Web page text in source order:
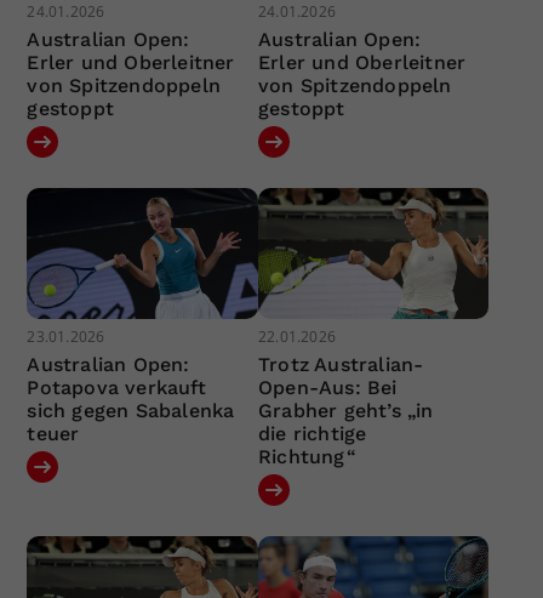
24.01.2026
Australian Open:
Erler und Oberleitner
von Spitzendoppeln
gestoppt
24.01.2026
Australian Open:
Erler und Oberleitner
von Spitzendoppeln
gestoppt
23.01.2026
Australian Open:
Potapova verkauft
sich gegen Sabalenka
teuer
22.01.2026
Trotz Australian-
Open-Aus: Bei
Grabher geht’s „in
die richtige
Richtung“